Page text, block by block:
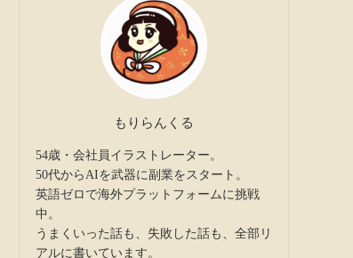
もりらんくる
54歳・会社員イラストレーター。
50代からAIを武器に副業をスタート。
英語ゼロで海外プラットフォームに挑戦
中。
うまくいった話も、失敗した話も、全部リ
アルに書いています。